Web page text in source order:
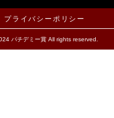
プライバシーポリシー
パチデミー賞 All rights reserved.